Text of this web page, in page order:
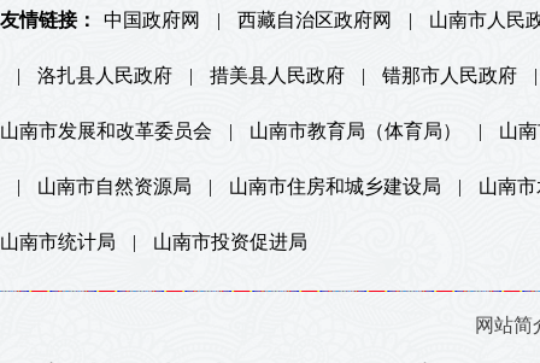
友情链接： 中国政府网 | 西藏自治区政府网 | 山南市人民
| 洛扎县人民政府 | 措美县人民政府 | 错那市人民政府 |
山南市发展和改革委员会 | 山南市教育局（体育局） | 山
| 山南市自然资源局 | 山南市住房和城乡建设局 | 山南
山南市统计局 | 山南市投资促进局
网站简